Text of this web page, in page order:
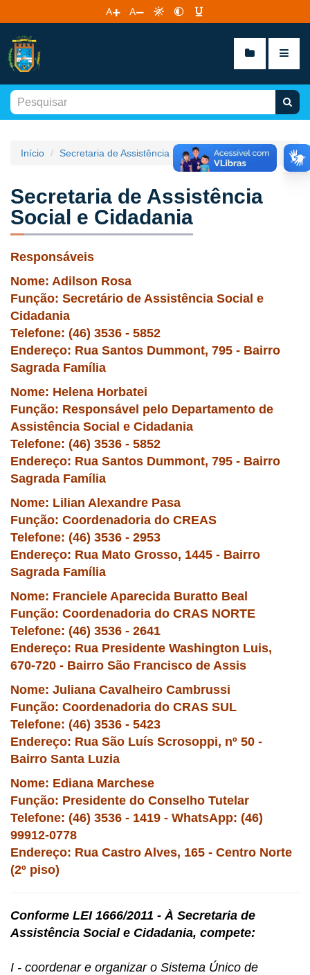
A A
Início Secretaria de Assistência Social e Cidadania
Secretaria de Assistência
Social e Cidadania
Responsáveis
Nome: Adilson Rosa
Função: Secretário de Assistência Social e
Cidadania
Telefone: (46) 3536 - 5852
Endereço: Rua Santos Dummont, 795 - Bairro
Sagrada Família
Nome: Helena Horbatei
Função: Responsável pelo Departamento de
Assistência Social e Cidadania
Telefone: (46) 3536 - 5852
Endereço: Rua Santos Dummont, 795 - Bairro
Sagrada Família
Nome: Lilian Alexandre Pasa
Função: Coordenadoria do CREAS
Telefone: (46) 3536 - 2953
Endereço: Rua Mato Grosso, 1445 - Bairro
Sagrada Família
Nome: Franciele Aparecida Buratto Beal
Função: Coordenadoria do CRAS NORTE
Telefone: (46) 3536 - 2641
Endereço: Rua Presidente Washington Luis,
670-720 - Bairro São Francisco de Assis
Nome: Juliana Cavalheiro Cambrussi
Função: Coordenadoria do CRAS SUL
Telefone: (46) 3536 - 5423
Endereço: Rua São Luís Scrosoppi, nº 50 -
Bairro Santa Luzia
Nome: Ediana Marchese
Função: Presidente do Conselho Tutelar
Telefone: (46) 3536 - 1419 - WhatsApp: (46)
99912-0778
Endereço: Rua Castro Alves, 165 - Centro Norte
(2º piso)
Conforme LEI 1666/2011 - À Secretaria de
Assistência Social e Cidadania, compete:
I - coordenar e organizar o Sistema Único de